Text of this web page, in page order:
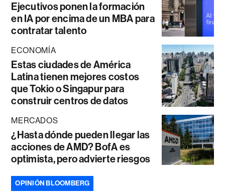
Ejecutivos ponen la formación
en IA por encima de un MBA para
contratar talento
ECONOMÍA
Estas ciudades de América
Latina tienen mejores costos
que Tokio o Singapur para
construir centros de datos
MERCADOS
¿Hasta dónde pueden llegar las
acciones de AMD? BofA es
optimista, pero advierte riesgos
OPINIÓN BLOOMBERG